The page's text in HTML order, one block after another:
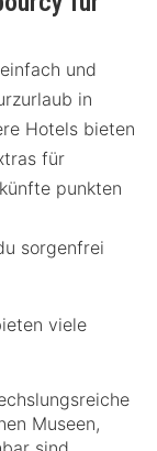
und
in
Hotels bieten
für
punkten
sorgenfrei
viele
Museen,